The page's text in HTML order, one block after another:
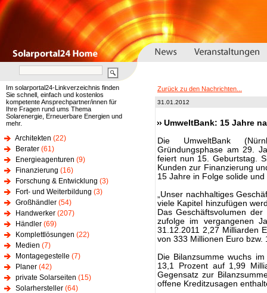
Im solarportal24-Linkverzeichnis finden
Sie schnell, einfach und kostenlos
kompetente Ansprechpartner/innen für
Ihre Fragen rund ums Thema
Solarenergie, Erneuerbare Energien und
mehr.
Architekten (22)
Berater (61)
Energieagenturen (9)
Finanzierung (16)
Forschung & Entwicklung (3)
Fort- und Weiterbildung (3)
Großhändler (54)
Handwerker (207)
Händler (69)
Komplettlösungen (22)
Medien (7)
Montagegestelle (7)
Planer (42)
private Solarseiten (15)
Solarhersteller (64)
Zurück zu den Nachrichten...
31.01.2012
UmweltBank: 15 Jahre
Die UmweltBank
Gründungsphase am 29.
feiert nun 15. Geburtstag.
Kunden zur Finanzierung
15 Jahre in Folge solide
„Unser nachhaltiges
viele Kapitel hinzufügen
Das Geschäftsvolumen
zufolge im vergangenen
31.12.2011 2,27 Milliarden
von 333 Millionen Euro
Die Bilanzsumme wuchs
13,1 Prozent auf 1,99
Gegensatz zur
offene Kreditzusagen